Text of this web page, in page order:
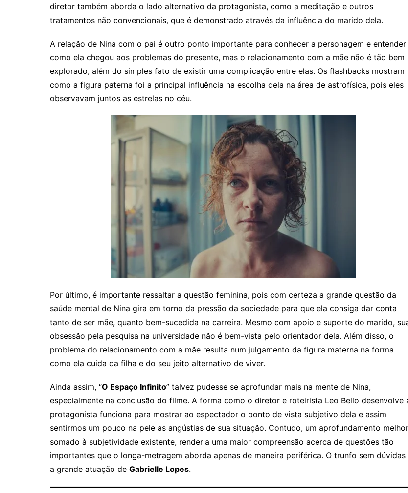
diretor também aborda o lado alternativo da protagonista, como a meditação e outros
tratamentos não convencionais, que é demonstrado através da influência do marido dela.
A relação de Nina com o pai é outro ponto importante para conhecer a personagem e entender
como ela chegou aos problemas do presente, mas o relacionamento com a mãe não é tão bem
explorado, além do simples fato de existir uma complicação entre elas. Os flashbacks mostram
como a figura paterna foi a principal influência na escolha dela na área de astrofísica, pois eles
observavam juntos as estrelas no céu.
Por último, é importante ressaltar a questão feminina, pois com certeza a grande questão da
saúde mental de Nina gira em torno da pressão da sociedade para que ela consiga dar conta
tanto de ser mãe, quanto bem-sucedida na carreira. Mesmo com apoio e suporte do marido,
obsessão pela pesquisa na universidade não é bem-vista pelo orientador dela. Além disso, o
problema do relacionamento com a mãe resulta num julgamento da figura materna na forma
como ela cuida da filha e do seu jeito alternativo de viver.
Ainda assim, “O Espaço Infinito” talvez pudesse se aprofundar mais na mente de Nina,
especialmente na conclusão do filme. A forma como o diretor e roteirista Leo Bello desenvolve
protagonista funciona para mostrar ao espectador o ponto de vista subjetivo dela e assim
sentirmos um pouco na pele as angústias de sua situação. Contudo, um aprofundamento
somado à subjetividade existente, renderia uma maior compreensão acerca de questões tão
importantes que o longa-metragem aborda apenas de maneira periférica. O trunfo sem dúvidas
a grande atuação de Gabrielle Lopes.